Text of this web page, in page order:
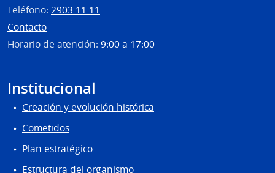
Teléfono: 2903 11 11
Contacto
Horario de atención: 9:00 a 17:00
Institucional
Creación y evolución histórica
Cometidos
Plan estratégico
Estructura del organismo